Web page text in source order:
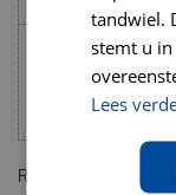
3/8
Royal Canin mini
tandwiel.
stemt u
Lees